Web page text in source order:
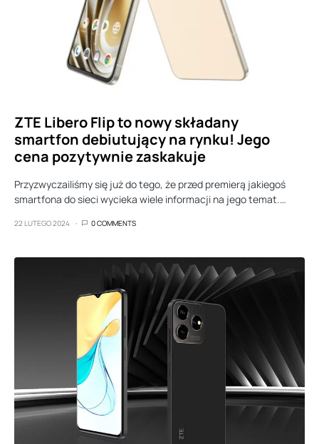
ZTE Libero Flip to nowy składany
smartfon debiutujący na rynku! Jego
cena pozytywnie zaskakuje
Przyzwyczailiśmy się już do tego, że przed premierą jakiegoś
smartfona do sieci wycieka wiele informacji na jego temat.…
22 LUTEGO 2024 0 COMMENTS